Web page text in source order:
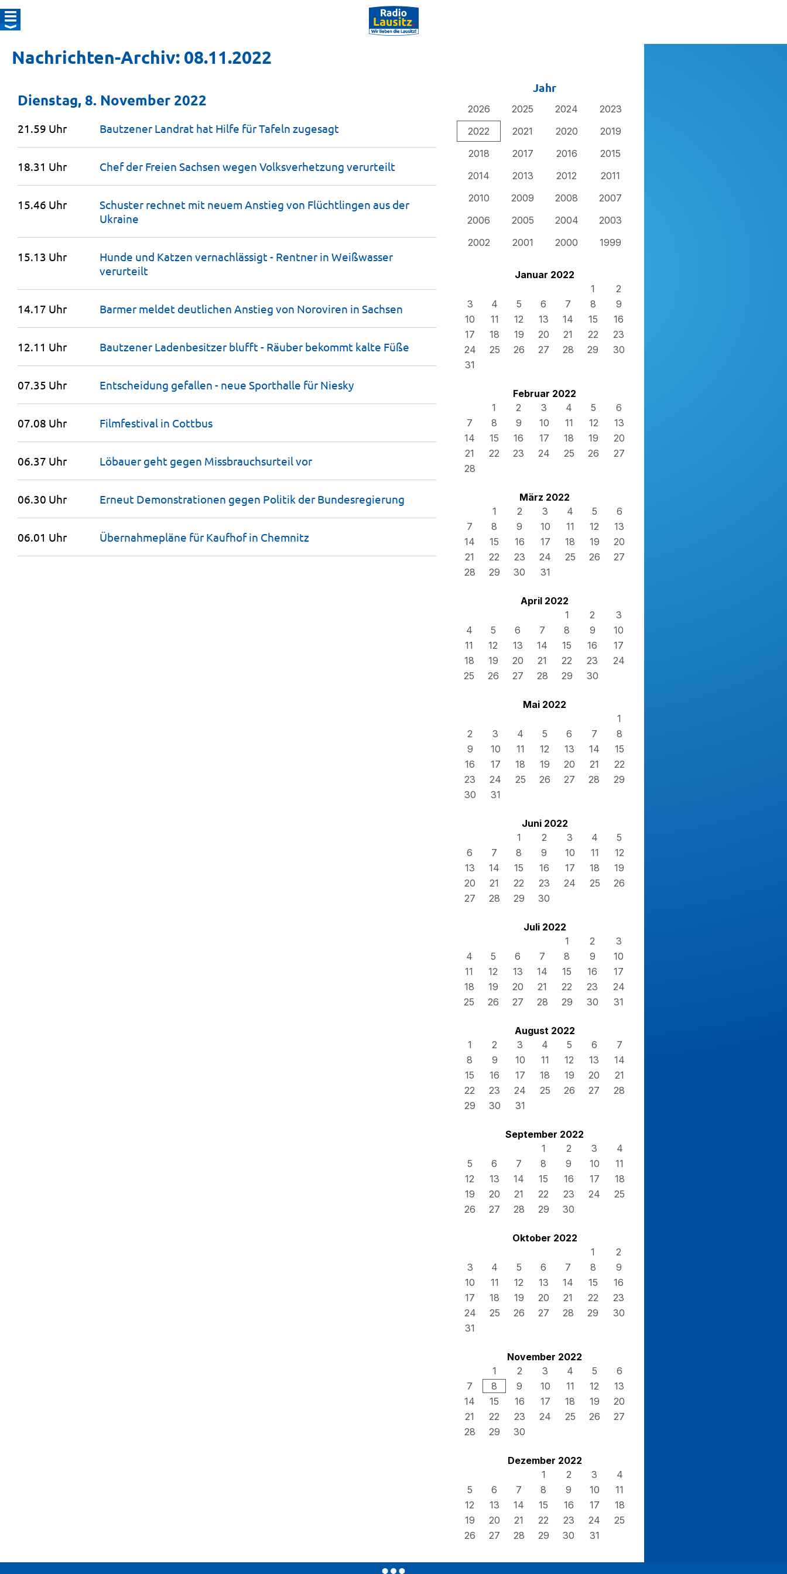
Nachrichten-Archiv: 08.11.2022
Jahr
2026 2025 2024
2023
2022
2021 2020
2019
2018
2017 2016
2015
2014
2013 2012
2011
2010
2009 2008
2007
2006
2005 2004
2003
2002
2001 2000 1999
Januar 2022
1
2
3
4 5 6 7 8
9
10
11 12 13 14 15
16
17
18 19 20 21 22
23
24
25 26 27 28 29
30
31
Februar 2022
1
2 3 4 5
6
7
8 9 10 11 12
13
14
15 16 17 18 19
20
21
22 23 24 25 26
27
28
März 2022
1
2 3 4 5
6
7
8 9 10 11 12
13
14
15 16 17 18 19
20
21
22 23 24 25 26
27
28
29 30 31
April 2022
1
2
3
4
5 6 7 8 9
10
11
12 13 14 15 16
17
18
19 20 21 22 23
24
25
26 27 28 29 30
Mai 2022
1
2
3 4 5 6 7
8
9
10 11 12 13 14
15
16
17 18 19 20 21
22
23
24 25 26 27 28
29
30
31
Juni 2022
1
2 3 4
5
6
7 8 9 10 11
12
13
14 15 16 17 18
19
20
21 22 23 24 25
26
27
28 29 30
Juli 2022
1
2
3
4
5 6 7 8 9
10
11
12 13 14 15 16
17
18
19 20 21 22 23
24
25
26 27 28 29 30 31
August 2022
1
2 3 4 5 6
7
8
9 10 11 12 13
14
15
16 17 18 19 20
21
22
23 24 25 26 27
28
29
30 31
September 2022
1
2 3
4
5
6 7 8 9 10
11
12
13 14 15 16 17
18
19
20 21 22 23 24
25
26
27 28 29 30
Oktober 2022
1
2
3
4 5 6 7 8
9
10
11 12 13 14 15
16
17
18 19 20 21 22
23
24
25 26 27 28 29
30
31
November 2022
1
2 3 4 5
6
7
8 9 10 11 12
13
14
15 16 17 18 19
20
21
22 23 24 25 26
27
28
29 30
Dezember 2022
1
2 3
4
5
6 7 8 9 10
11
12
13 14 15 16 17
18
19
20 21 22 23 24
25
26
27 28 29 30 31
Dienstag, 8. November 2022
21.59 Uhr Bautzener Landrat hat Hilfe für Tafeln zugesagt
18.31 Uhr Chef der Freien Sachsen wegen Volksverhetzung verurteilt
15.46 Uhr
Schuster rechnet mit neuem Anstieg von Flüchtlingen aus der
Ukraine
15.13 Uhr
Hunde und Katzen vernachlässigt - Rentner in Weißwasser
verurteilt
14.17 Uhr Barmer meldet deutlichen Anstieg von Noroviren in Sachsen
12.11 Uhr Bautzener Ladenbesitzer blufft - Räuber bekommt kalte Füße
07.35 Uhr Entscheidung gefallen - neue Sporthalle für Niesky
07.08 Uhr Filmfestival in Cottbus
06.37 Uhr Löbauer geht gegen Missbrauchsurteilvor
06.30 Uhr Erneut Demonstrationen gegen Politik der Bundesregierung
06.01 Uhr Übernahmepläne für Kaufhof in Chemnitz